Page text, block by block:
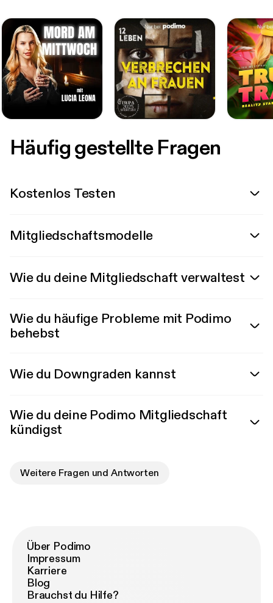
Häufig gestellte Fragen
Kostenlos Testen
Mitgliedschaftsmodelle
Wie du deine Mitgliedschaft verwaltest
Wie du häufige Probleme mit Podimo
behebst
Wie du Downgraden kannst
Wie du deine Podimo Mitgliedschaft
kündigst
Weitere Fragen und Antworten
Über Podimo
Impressum
Karriere
Blog
Brauchst du Hilfe?